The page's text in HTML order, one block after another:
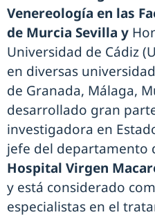
Venereología en las
de Murcia Sevilla y
Universidad de Cádiz
en diversas
de Granada, Málaga,
desarrollado gran
investigadora en
jefe del departamento
Hospital Virgen
y está considerado
especialistas en el